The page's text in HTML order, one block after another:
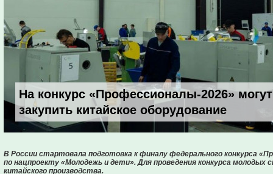
На конкурс «Профессионалы-2026» могут
закупить китайское оборудование
В России стартовала подготовка к финалу федерального конкурса
по нацпроекту «Молодежь и дети». Для проведения конкурса молодых
китайского производства.